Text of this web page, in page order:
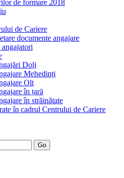
de formare 2018
de Cariere
documente angajare
Dolj
Mehedinți
Olt
în țară
în străinătate
în cadrul Centrului de Cariere
Go